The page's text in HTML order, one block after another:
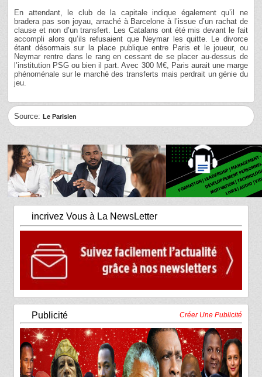
En attendant, le club de la capitale indique également qu’il ne
bradera pas son joyau, arraché à Barcelone à l’issue d’un rachat de
clause et non d’un transfert. Les Catalans ont été mis devant le fait
accompli alors qu’ils refusaient que Neymar les quitte. Le divorce
étant désormais sur la place publique entre Paris et le joueur, ou
Neymar rentre dans le rang en cessant de se placer au-dessus de
l’institution PSG ou bien il part. Avec 300 M€, Paris aurait une marge
phénoménale sur le marché des transferts mais perdrait un génie du
jeu.
Source:Le Parisien
incrivez Vous à La NewsLetter
Publicité Créer Une Publicité